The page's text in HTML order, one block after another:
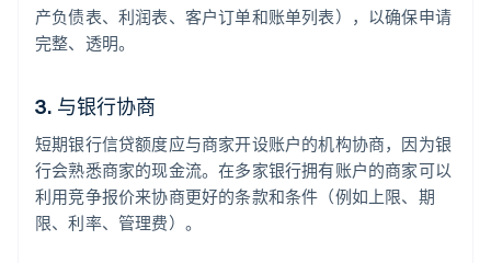
产负债表、利润表、客户订单和账单列表），以确保申请
完整、透明。
3. 与银行协商
短期银行信贷额度应与商家开设账户的机构协商，因为银
行会熟悉商家的现金流。在多家银行拥有账户的商家可以
利用竞争报价来协商更好的条款和条件（例如上限、期
限、利率、管理费）。